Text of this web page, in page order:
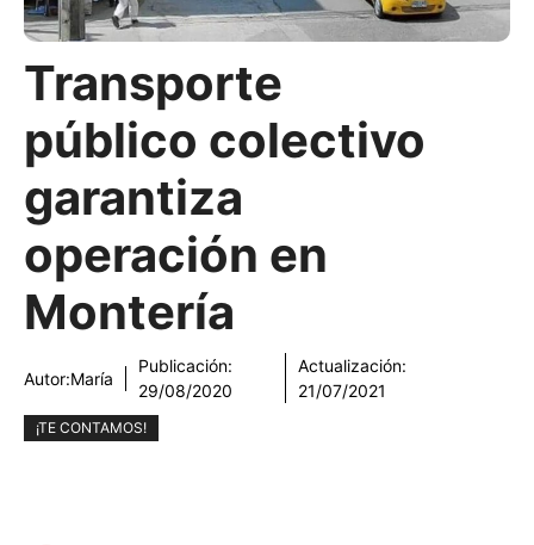
Transporte
público colectivo
garantiza
operación en
Montería
Autor:María
Publicación:
29/08/2020
Actualización:
21/07/2021
¡TE CONTAMOS!